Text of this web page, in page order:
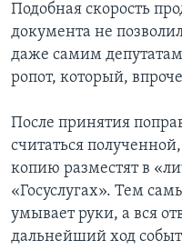
Подобная скорость
документа не
даже самим
ропот, который,
После принятия
считаться
копию разместят в
«Госуслугах». Тем
умывает руки, а вся
дальнейший ход